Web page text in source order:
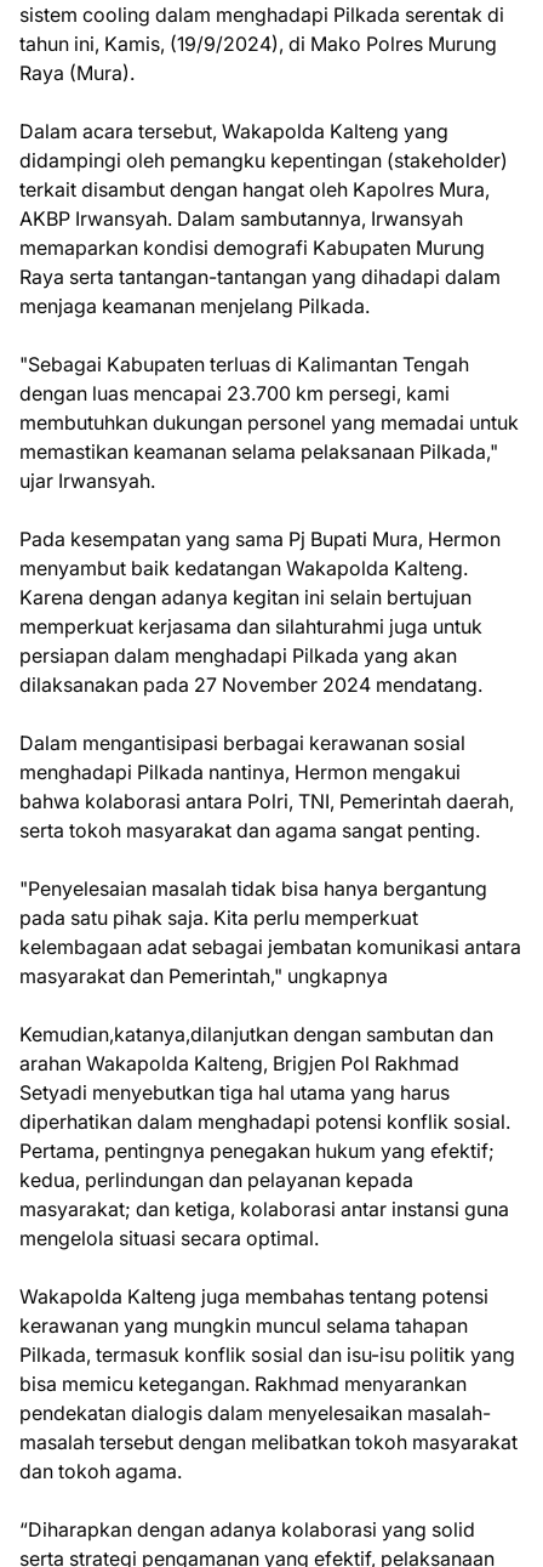
sistem cooling dalam menghadapi Pilkada serentak di
tahun ini, Kamis, (19/9/2024), di Mako Polres Murung
Raya (Mura).
Dalam acara tersebut, Wakapolda Kalteng yang
didampingi oleh pemangku kepentingan (stakeholder)
terkait disambut dengan hangat oleh Kapolres Mura,
AKBP Irwansyah. Dalam sambutannya, Irwansyah
memaparkan kondisi demografi Kabupaten Murung
Raya serta tantangan-tantangan yang dihadapi dalam
menjaga keamanan menjelang Pilkada.
"Sebagai Kabupaten terluas di Kalimantan Tengah
dengan luas mencapai 23.700 km persegi, kami
membutuhkan dukungan personel yang memadai untuk
memastikan keamanan selama pelaksanaan Pilkada,"
ujar Irwansyah.
Pada kesempatan yang sama Pj Bupati Mura, Hermon
menyambut baik kedatangan Wakapolda Kalteng.
Karena dengan adanya kegitan ini selain bertujuan
memperkuat kerjasama dan silahturahmi juga untuk
persiapan dalam menghadapi Pilkada yang akan
dilaksanakan pada 27 November 2024 mendatang.
Dalam mengantisipasi berbagai kerawanan sosial
menghadapi Pilkada nantinya, Hermon mengakui
bahwa kolaborasi antara Polri, TNI, Pemerintah daerah,
serta tokoh masyarakat dan agama sangat penting.
"Penyelesaian masalah tidak bisa hanya bergantung
pada satu pihak saja. Kita perlu memperkuat
kelembagaan adat sebagai jembatan komunikasi antara
masyarakat dan Pemerintah," ungkapnya
Kemudian,katanya,dilanjutkan dengan sambutan dan
arahan Wakapolda Kalteng, Brigjen Pol Rakhmad
Setyadi menyebutkan tiga hal utama yang harus
diperhatikan dalam menghadapi potensi konflik sosial.
Pertama, pentingnya penegakan hukum yang efektif;
kedua, perlindungan dan pelayanan kepada
masyarakat; dan ketiga, kolaborasi antar instansi guna
mengelola situasi secara optimal.
Wakapolda Kalteng juga membahas tentang potensi
kerawanan yang mungkin muncul selama tahapan
Pilkada, termasuk konflik sosial dan isu-isu politik yang
bisa memicu ketegangan. Rakhmad menyarankan
pendekatan dialogis dalam menyelesaikan masalah-
masalah tersebut dengan melibatkan tokoh masyarakat
dan tokoh agama.
“Diharapkan dengan adanya kolaborasi yang solid
serta strategi pengamanan yang efektif, pelaksanaan